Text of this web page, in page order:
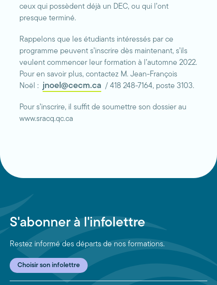
ceux qui possèdent déjà un DEC, ou qui l’ont
presque terminé.
Rappelons que les étudiants intéressés par ce
programme peuvent s’inscrire dès maintenant, s’ils
veulent commencer leur formation à l’automne 2022.
Pour en savoir plus, contactez M. Jean-François
Noël : jnoel@cecm.ca / 418 248-7164, poste 3103.
Pour s’inscrire, il suffit de soumettre son dossier au
www.sracq.qc.ca
S'abonner à l'infolettre
Restez informé des départs de nos formations.
Choisir son infolettre